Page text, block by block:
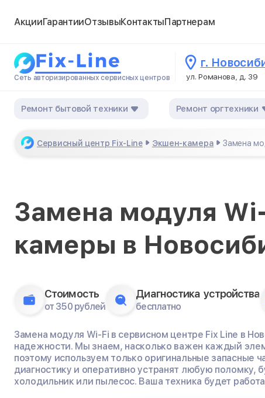
АкцииГарантииОтзывыКонтактыПартнерам
Сеть авторизированных сервисных центров
г.
ул. Романова, д. 39
Ремонт бытовой техники Ремонт оргтехники
Сервисный центр Fix-Line Экшен-камера Замена
Замена модуля
камеры в
Стоимость
от 350 рублей
Диагностика устройства
бесплатно
Замена модуля Wi-Fi в сервисном центре Fix Line в
надежности. Мы знаем, насколько важен каждый
поэтому используем только оригинальные запасные
диагностику и оперативно устранят любую поломку,
холодильник или пылесос. Ваша техника будет